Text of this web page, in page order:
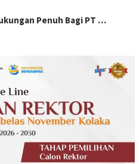
Penuh Bagi PT …